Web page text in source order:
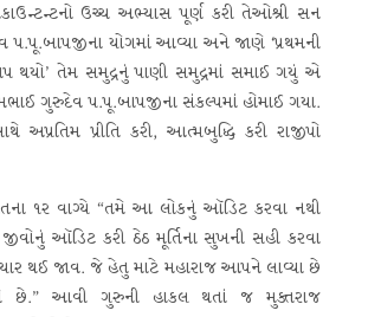
ઉચ્ચ અભ્યાસ પૂર્ણ કરી તેઓશ્રી સન
પ.પૂ.બાપજીના યોગમાં આવ્યા અને જાણે ‘પ્રથમની
થયો’ તેમ સમુદ્રનું પાણી સમુદ્રમાં સમાઈ ગયું એ
ગુરુદેવ પ.પૂ.બાપજીના સંકલ્પમાં હોમાઈ ગયા.
અપ્રતિમ પ્રીતિ કરી, આત્મબુદ્ધિ કરી રાજીપો
૧૨ વાગ્યે “તમે આ લોકનું ઑડિટ કરવા નથી
ઑડિટ કરી ઠેઠ મૂર્તિના સુખની સહી કરવા
થઈ જાવ. જે હેતુ માટે મહારાજ આપને લાવ્યા છે
છે.” આવી ગુરુની હાકલ થતાં જ મુક્તરાજ